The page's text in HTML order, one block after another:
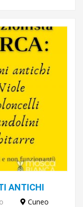
ANTICHI
Cuneo